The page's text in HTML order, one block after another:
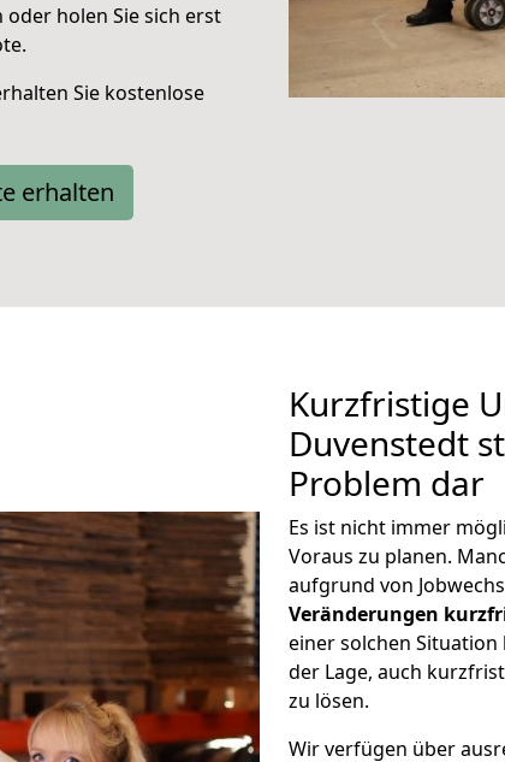
oder holen Sie sich erst
Sie kostenlose
erhalten
Kurzfristige
Duvenstedt
Problem dar
Es ist nicht immer
Voraus zu planen.
aufgrund von
Veränderungen
einer solchen Situation
der Lage, auch
zu lösen.
Wir verfügen über